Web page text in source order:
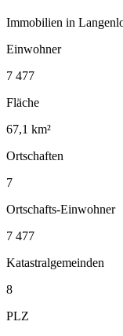
Immobilien in
Einwohner
7 477
Fläche
67,1 km²
Ortschaften
7
Ortschafts-Einwohner
7 477
Katastralgemeinden
8
PLZ